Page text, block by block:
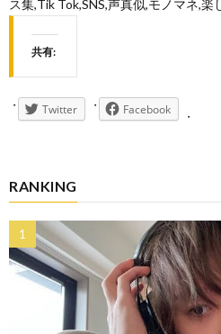
ス集,Tik Tok,SNS,声真似,モノマネ,楽
共有:
Twitter Facebook
RANKING